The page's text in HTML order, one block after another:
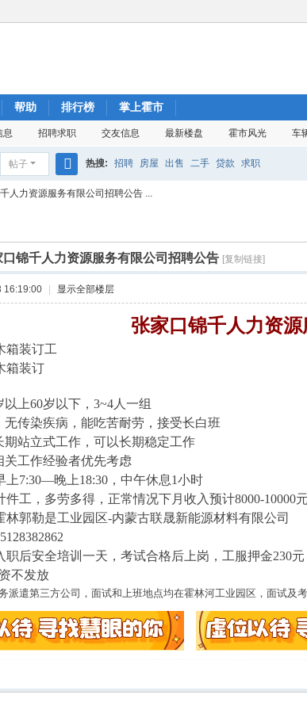
帮助 排行榜 掌上霍市
息 招聘求职 交友信息 最新楼盘 霍市风光 车
帖子
搜
热搜: 招聘 房屋 出售 二手 贷款 求职
人力资源服务有限公司招聘公告 ...
口锦千人力资源服务有限公司招聘公告 [复制链接]
16:19:00 显示全部楼层
张家口锦千人力资
箱装订工
箱装订
以上60岁以下，3~4人一组
无传染疾病，能吃苦耐劳，接受长白班
期站立式工作，可以长期稳定工作
关工作经验者优先考虑
上7:30—晚上18:30，中午休息1小时
件工，多劳多得，正常情况下月收入预计8000-10000
林郭勒是工业园区-内蒙古联晟新能源材料有限公司
职后安全培训一天，考试合格后上岗，工服押金230
不发放
派遣第三方公司，面试和上班地点均在霍林河工业园区，面试及